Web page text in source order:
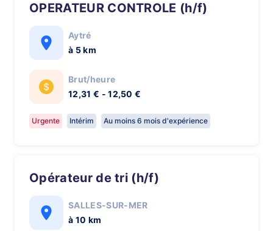
OPERATEUR CONTROLE (h/f)
Aytré
à 5 km
Brut/heure
12,31 € - 12,50 €
Urgente Intérim Au moins 6 mois d'expérience
Opérateur de tri (h/f)
SALLES-SUR-MER
à 10 km